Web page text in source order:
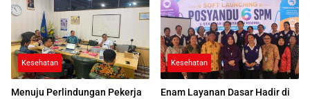
Kesehatan
Menuju Perlindungan Pekerja
Kesehatan
Enam Layanan Dasar Hadir di